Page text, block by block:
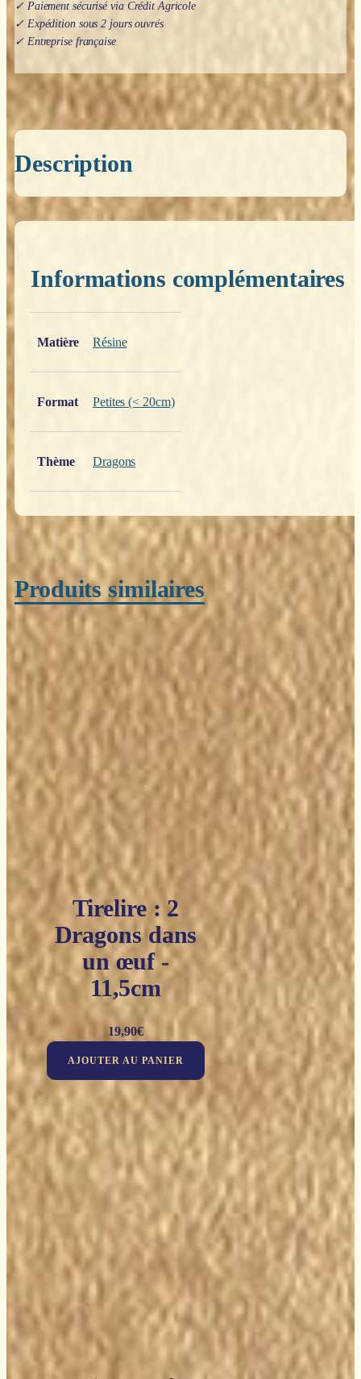
✓ Paiement sécurisé via Crédit Agricole
✓ Expédition sous 2 jours ouvrés
✓ Entreprise française
Description
Informations complémentaires
Matière
Résine
Format Petites (< 20cm)
Thème Dragons
Produits similaires
Tirelire : 2
Dragons dans
un œuf -
11,5cm
19,90€
AJOUTER AU PANIER